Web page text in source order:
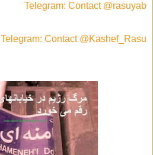
Telegram: Contact @rasuyab
Telegram: Contact @Kashef_Rasu